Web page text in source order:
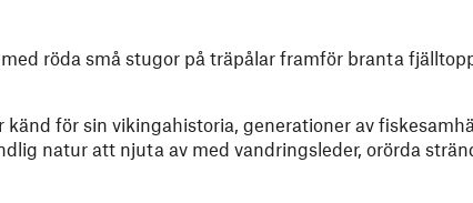
röda små stugor på träpålar framför branta
för sin vikingahistoria, generationer av
natur att njuta av med vandringsleder, orörda